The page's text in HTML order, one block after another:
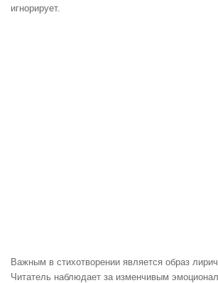
игнорирует.
Важным в стихотворении является образ
Читатель наблюдает за изменчивым